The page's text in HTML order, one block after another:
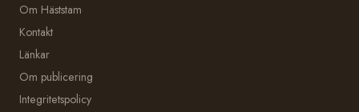
Om Häststam
Kontakt
Länkar
Om publicering
Integritetspolicy